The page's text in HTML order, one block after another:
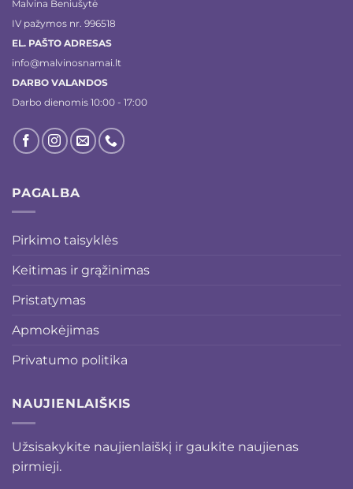
Malvina Beniušytė
IV pažymos nr. 996518
EL. PAŠTO ADRESAS
info@malvinosnamai.lt
DARBO VALANDOS
Darbo dienomis 10:00 - 17:00
PAGALBA
Pirkimo taisyklės
Keitimas ir grąžinimas
Pristatymas
Apmokėjimas
Privatumo politika
NAUJIENLAIŠKIS
Užsisakykite naujienlaiškį ir gaukite naujienas
pirmieji.